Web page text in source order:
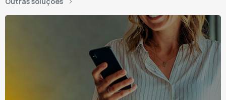
no seu